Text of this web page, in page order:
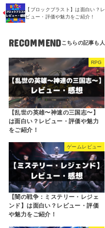
【ブロックブラスト】は面白い？レ
ビュー・評価や魅力をご紹介！
RECOMMEND
RPG
【乱世の英雄〜神速の三国志〜】
は面白い？レビュー・評価や魅力
をご紹介！
ゲームレビュー
【闇の戦争：ミステリー・レジェ
ンド】は面白い？レビュー・評価
や魅力をご紹介！